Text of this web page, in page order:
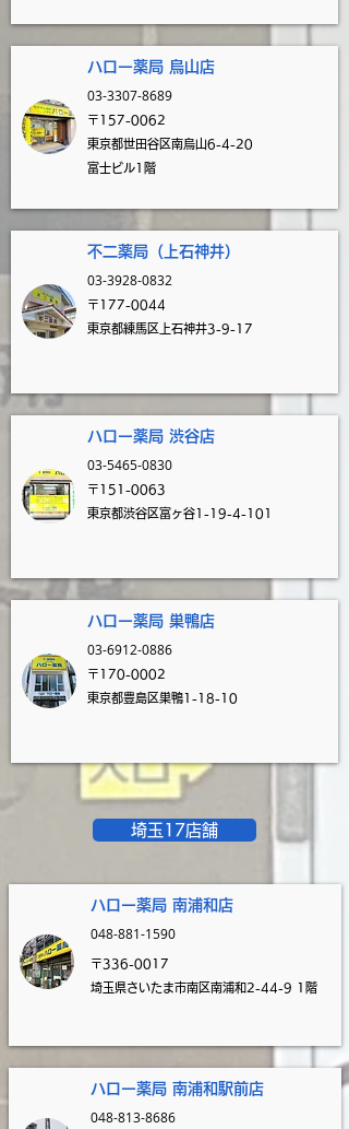
ハロー薬局 烏山店
03-3307-8689
〒157-0062
東京都世田谷区南烏山6-4-20
富士ビル1階
不二薬局（上石神井）
03-3928-0832
〒177-0044
東京都練馬区上石神井3-9-17
ハロー薬局 渋谷店
03-5465-0830
〒151-0063
東京都渋谷区富ヶ谷1-19-4-101
ハロー薬局 巣鴨店
03-6912-0886
〒170-0002
東京都豊島区巣鴨1-18-10
埼玉17店舗
ハロー薬局 南浦和店
048-881-1590
〒336-0017
埼玉県さいたま市南区南浦和2-44-9 1階
ハロー薬局 南浦和駅前店
048-813-8686